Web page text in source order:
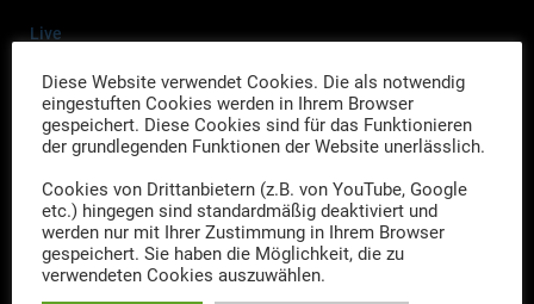
Live
Podcast
Shop
Weihnachten mit den drei Herren
Neueste Beiträge
Diese Website verwendet Cookies. Die als notwendig
eingestuften Cookies werden in Ihrem Browser
gespeichert. Diese Cookies sind für das Funktionieren
der grundlegenden Funktionen der Website unerlässlich.
Cookies von Drittanbietern (z.B. von YouTube, Google
etc.) hingegen sind standardmäßig deaktiviert und
werden nur mit Ihrer Zustimmung in Ihrem Browser
gespeichert. Sie haben die Möglichkeit, die zu
verwendeten Cookies auszuwählen.